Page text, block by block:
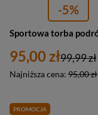
-5%
95,00 zł
Najniższa cena: 95,00 zł
99,99 zł
PROMOCJA